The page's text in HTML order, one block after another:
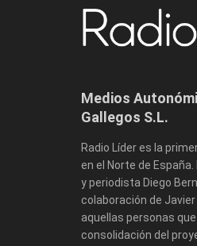
Medios
Gallegos S.L.
Radio Líder es la
en el Norte de
y periodista Diego
colaboración de
aquellas personas
consolidación del